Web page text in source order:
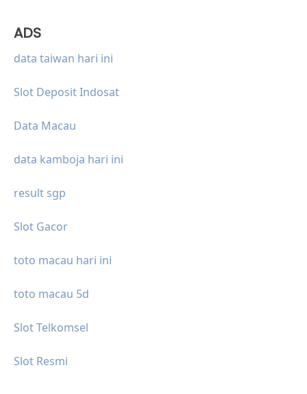
ADS
data taiwan hari ini
Slot Deposit Indosat
Data Macau
data kamboja hari ini
result sgp
Slot Gacor
toto macau hari ini
toto macau 5d
Slot Telkomsel
Slot Resmi